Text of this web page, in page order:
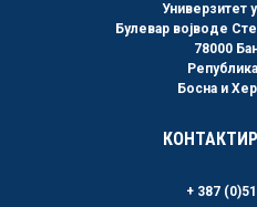
Универзитет
Булевар војводе
78000
Босна и
+ 387